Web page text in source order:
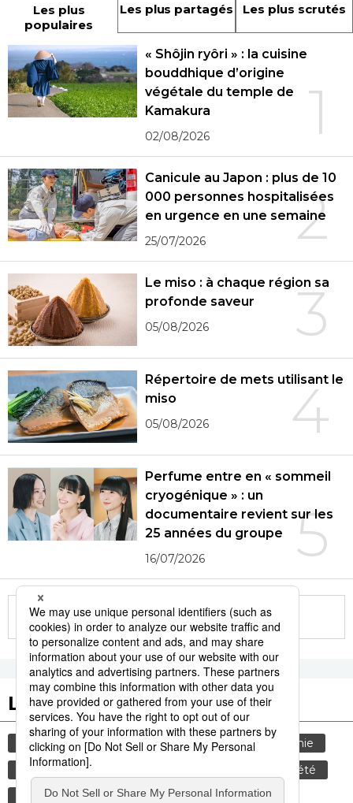
Les plus
populaires
Les plus partagés Les plus scrutés
1
« Shôjin ryôri » : la cuisine
bouddhique d’origine
végétale du temple de
Kamakura
02/08/2026
2
Canicule au Japon : plus de 10
000 personnes hospitalisées
en urgence en une semaine
25/07/2026
3
Le miso : à chaque région sa
profonde saveur
05/08/2026
4
Répertoire de mets utilisant le
miso
05/08/2026
5
Perfume entre en « sommeil
cryogénique » : un
documentaire revient sur les
25 années du groupe
16/07/2026
More in this series
Les tags populaires
histoire culture tourisme
gastronomie
femme
société
tradition